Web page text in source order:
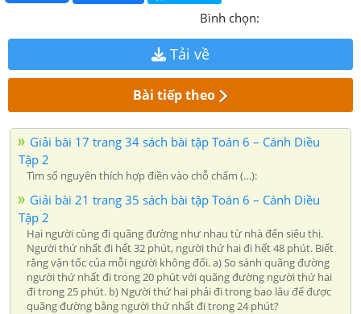
Bình chọn:
Tải về
Bài tiếp theo
Giải bài 17 trang 34 sách bài tập Toán 6 – Cánh Diều
Tập 2
Tìm số nguyên thích hợp điền vào chỗ chấm (…):
Giải bài 21 trang 35 sách bài tập Toán 6 – Cánh Diều
Tập 2
Hai người cùng đi quãng đường như nhau từ nhà đến siêu thị.
Người thứ nhất đi hết 32 phút, người thứ hai đi hết 48 phút. Biết
rằng vận tốc của mỗi người không đổi. a) So sánh quãng đường
người thứ nhất đi trong 20 phút với quãng đường người thứ hai
đi trong 25 phút. b) Người thứ hai phải đi trong bao lâu để được
quãng đường bằng người thứ nhất đi trong 24 phút?